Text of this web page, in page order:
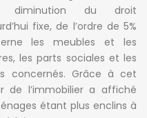
diminution du droit
fixe, de l’ordre de 5%
les meubles et les
les parts sociales et les
concernés. Grâce à cet
de l’immobilier a affiché
étant plus enclins à